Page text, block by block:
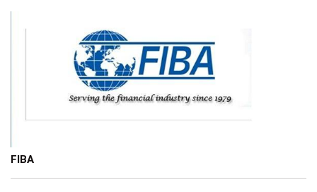
FIBA